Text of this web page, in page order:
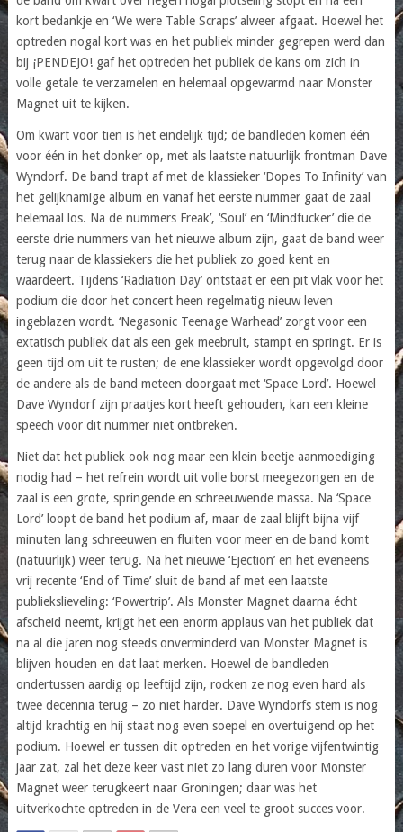
kort bedankje en ‘We were Table Scraps’ alweer afgaat. Hoewel het
optreden nogal kort was en het publiek minder gegrepen werd dan
bij ¡PENDEJO! gaf het optreden het publiek de kans om zich in
volle getale te verzamelen en helemaal opgewarmd naar Monster
Magnet uit te kijken.
Om kwart voor tien is het eindelijk tijd; de bandleden komen één
voor één in het donker op, met als laatste natuurlijk frontman Dave
Wyndorf. De band trapt af met de klassieker ‘Dopes To Infinity’ van
het gelijknamige album en vanaf het eerste nummer gaat de zaal
helemaal los. Na de nummers Freak’, ‘Soul’ en ‘Mindfucker’ die de
eerste drie nummers van het nieuwe album zijn, gaat de band weer
terug naar de klassiekers die het publiek zo goed kent en
waardeert. Tijdens ‘Radiation Day’ ontstaat er een pit vlak voor het
podium die door het concert heen regelmatig nieuw leven
ingeblazen wordt. ‘Negasonic Teenage Warhead’ zorgt voor een
extatisch publiek dat als een gek meebrult, stampt en springt. Er is
geen tijd om uit te rusten; de ene klassieker wordt opgevolgd door
de andere als de band meteen doorgaat met ‘Space Lord’. Hoewel
Dave Wyndorf zijn praatjes kort heeft gehouden, kan een kleine
speech voor dit nummer niet ontbreken.
Niet dat het publiek ook nog maar een klein beetje aanmoediging
nodig had – het refrein wordt uit volle borst meegezongen en de
zaal is een grote, springende en schreeuwende massa. Na ‘Space
Lord’ loopt de band het podium af, maar de zaal blijft bijna vijf
minuten lang schreeuwen en fluiten voor meer en de band komt
(natuurlijk) weer terug. Na het nieuwe ‘Ejection’ en het eveneens
vrij recente ‘End of Time’ sluit de band af met een laatste
publiekslieveling: ‘Powertrip’. Als Monster Magnet daarna écht
afscheid neemt, krijgt het een enorm applaus van het publiek dat
na al die jaren nog steeds onverminderd van Monster Magnet is
blijven houden en dat laat merken. Hoewel de bandleden
ondertussen aardig op leeftijd zijn, rocken ze nog even hard als
twee decennia terug – zo niet harder. Dave Wyndorfs stem is nog
altijd krachtig en hij staat nog even soepel en overtuigend op het
podium. Hoewel er tussen dit optreden en het vorige vijfentwintig
jaar zat, zal het deze keer vast niet zo lang duren voor Monster
Magnet weer terugkeert naar Groningen; daar was het
uitverkochte optreden in de Vera een veel te groot succes voor.